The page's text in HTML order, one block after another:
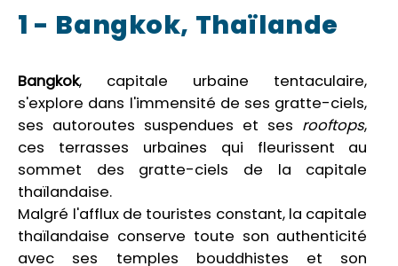
1 - Bangkok, Thaïlande
Bangkok, capitale urbaine tentaculaire,
s'explore dans l'immensité de ses gratte-ciels,
ses autoroutes suspendues et ses rooftops,
ces terrasses urbaines qui fleurissent au
sommet des gratte-ciels de la capitale
thaïlandaise.
Malgré l'afflux de touristes constant, la capitale
thaïlandaise conserve toute son authenticité
avec ses temples bouddhistes et son